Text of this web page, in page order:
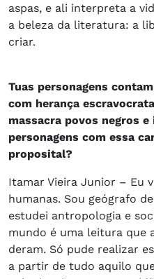
aspas, e ali interpreta a
a beleza da literatura: a
criar.
Tuas personagens
com herança
massacra povos negros
personagens com essa
proposital?
Itamar Vieira Junior – Eu
humanas. Sou geógrafo
estudei antropologia e
mundo é uma leitura que
deram. Só pude realizar
a partir de tudo aquilo